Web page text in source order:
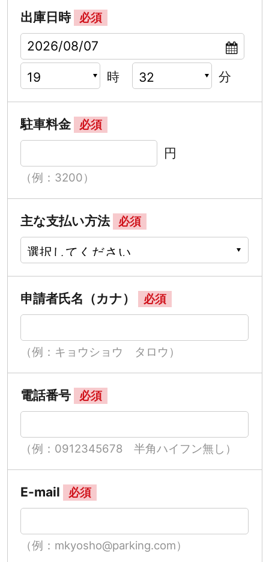
出庫日時 必須
時 分
駐車料金 必須
円
（例：3200）
主な支払い方法 必須
申請者氏名（カナ） 必須
（例：キョウショウ タロウ）
電話番号 必須
（例：0912345678 半角ハイフン無し）
E-mail 必須
（例：mkyosho@parking.com）